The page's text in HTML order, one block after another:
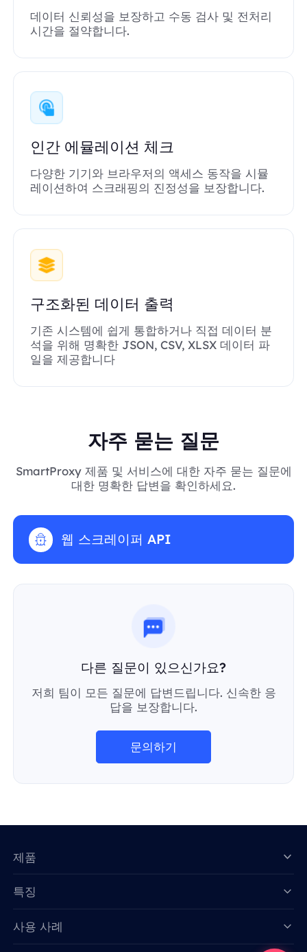
데이터 신뢰성을 보장하고 수동 검사 및 전처리
시간을 절약합니다.
인간 에뮬레이션 체크
다양한 기기와 브라우저의 액세스 동작을 시뮬
레이션하여 스크래핑의 진정성을 보장합니다.
구조화된 데이터 출력
기존 시스템에 쉽게 통합하거나 직접 데이터 분
석을 위해 명확한 JSON, CSV, XLSX 데이터 파
일을 제공합니다
자주 묻는 질문
SmartProxy 제품 및 서비스에 대한 자주 묻는 질문에
대한 명확한 답변을 확인하세요.
웹 스크레이퍼 API
다른 질문이 있으신가요?
저희 팀이 모든 질문에 답변드립니다. 신속한 응
답을 보장합니다.
문의하기
제품
특징
사용 사례